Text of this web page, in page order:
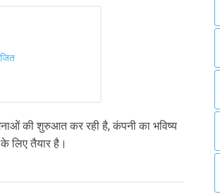
की शुरुआत कर रही है, कंपनी का भविष्य
लिए तैयार है।